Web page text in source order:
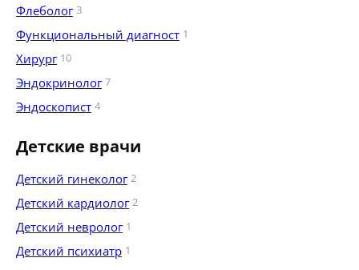
Флеболог 3
Функциональный диагност 1
Хирург 10
Эндокринолог 7
Эндоскопист 4
Детские врачи
Детский гинеколог 2
Детский кардиолог 2
Детский невролог 1
Детский психиатр 1